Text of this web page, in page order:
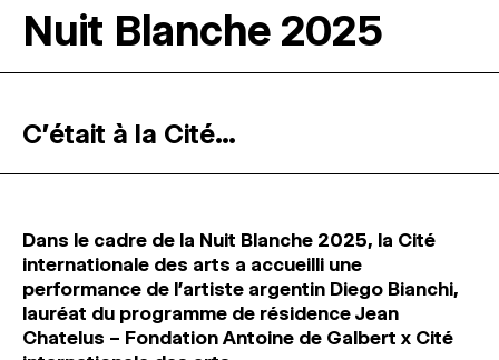
RÉSIDENCES ↓
ATELIERS OUVERTS
MAGAZINE
ESPACES DE PRATIQUE ARTISTIQUE ↓
Nuit Blanche 2025
C'était à la Cité...
Dans le cadre de la Nuit Blanche 2025, la Cité
internationale des arts a accueilli une
performance de l’artiste argentin Diego Bianchi,
lauréat du programme de résidence Jean
Chatelus – Fondation Antoine de Galbert x Cité